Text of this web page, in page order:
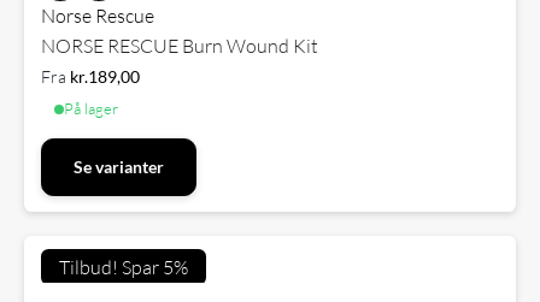
Norse Rescue
NORSE RESCUE Burn Wound Kit
Fra kr.189,00
På lager
Se varianter
Tilbud! Spar 5%